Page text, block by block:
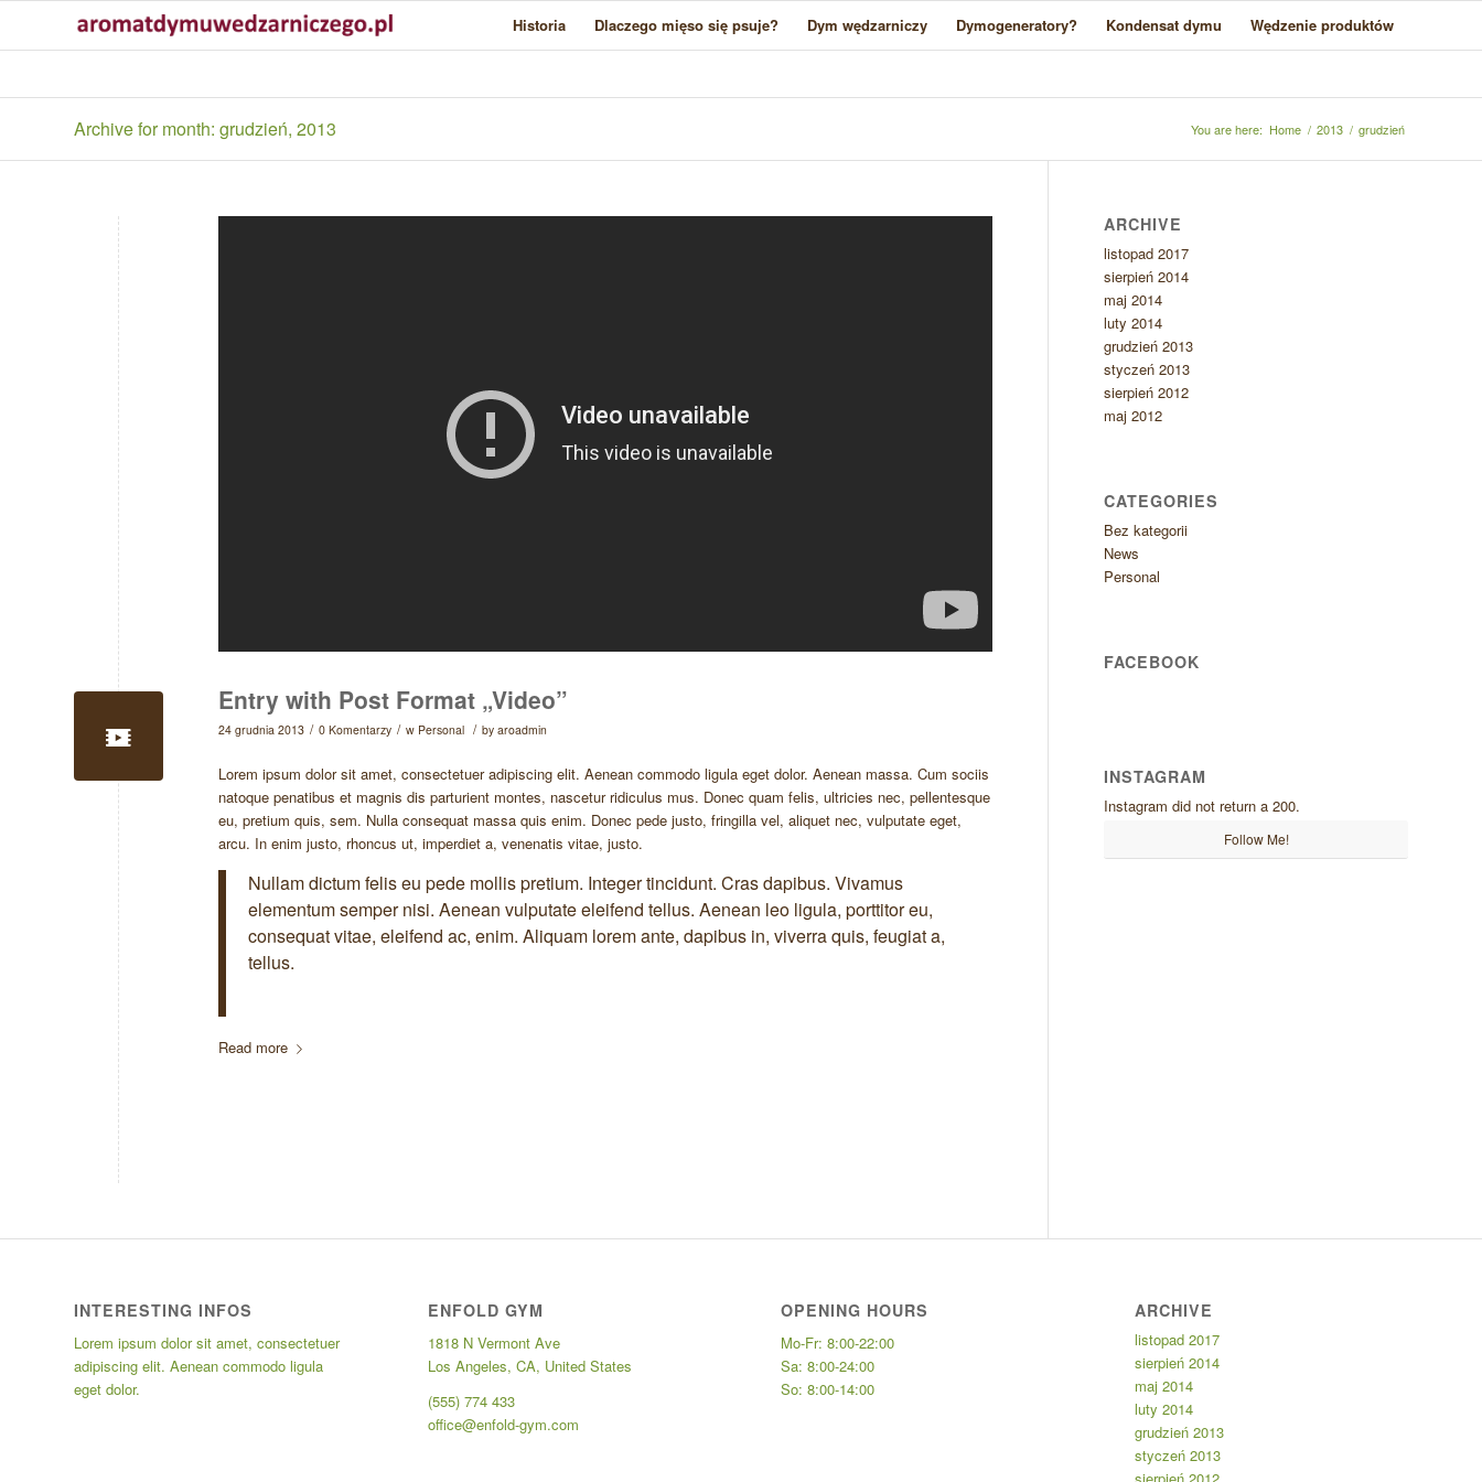
Historia Dlaczego mięso się psuje? Dym wędzarniczy Dymogeneratory? Kondensat dymu Wędzenie produktów
Archive for month: grudzień, 2013 You are here: Home / 2013 / grudzień
Entry with Post Format „Video”
24 grudnia 2013 / 0 Komentarzy / w Personal / by aroadmin
Lorem ipsum dolor sit amet, consectetuer adipiscing elit. Aenean commodo ligula eget dolor. Aenean massa. Cum sociis
natoque penatibus et magnis dis parturient montes, nascetur ridiculus mus. Donec quam felis, ultricies nec, pellentesque
eu, pretium quis, sem. Nulla consequat massa quis enim. Donec pede justo, fringilla vel, aliquet nec, vulputate eget,
arcu. In enim justo, rhoncus ut, imperdiet a, venenatis vitae, justo.
Nullam dictum felis eu pede mollis pretium. Integer tincidunt. Cras dapibus. Vivamus
elementum semper nisi. Aenean vulputate eleifend tellus. Aenean leo ligula, porttitor eu,
consequat vitae, eleifend ac, enim. Aliquam lorem ante, dapibus in, viverra quis, feugiat a,
tellus.
Read more
ARCHIVE
listopad 2017
sierpień 2014
maj 2014
luty 2014
grudzień 2013
styczeń 2013
sierpień 2012
maj 2012
CATEGORIES
Bez kategorii
News
Personal
FACEBOOK
INSTAGRAM
Instagram did not return a 200.
Follow Me!
INTERESTING INFOS
Lorem ipsum dolor sit amet, consectetuer
adipiscing elit. Aenean commodo ligula
eget dolor.
ENFOLD GYM
1818 N Vermont Ave
Los Angeles, CA, United States
(555) 774 433
office@enfold-gym.com
OPENING HOURS
Mo-Fr: 8:00-22:00
Sa: 8:00-24:00
So: 8:00-14:00
ARCHIVE
listopad 2017
sierpień 2014
maj 2014
luty 2014
grudzień 2013
styczeń 2013